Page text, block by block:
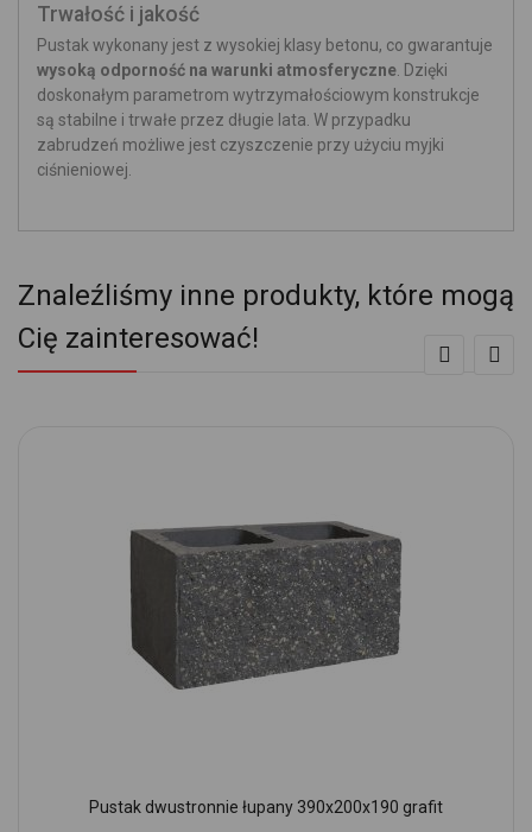
Trwałość i jakość
Pustak wykonany jest z wysokiej klasy betonu, co gwarantuje
wysoką odporność na warunki atmosferyczne . Dzięki
doskonałym parametrom wytrzymałościowym konstrukcje
są stabilne i trwałe przez długie lata. W przypadku
zabrudzeń możliwe jest czyszczenie przy użyciu myjki
ciśnieniowej.
Znaleźliśmy inne produkty, które mogą
Cię zainteresować!
Pustak dwustronnie łupany 390x200x190 grafit